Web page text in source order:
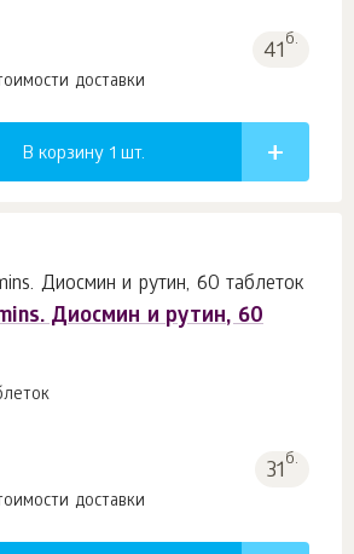
41б.
доставки
В корзину 1 шт.
Диосмин и рутин, 60
31б.
доставки